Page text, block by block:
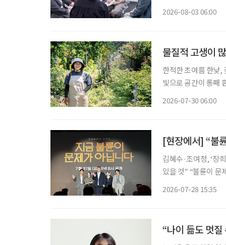
2026-08-03 06:00
물질적 고생이
한적한 초여름 한낮,
빛으로 공간이 통째
2026-07-30 06:00
[현장에서] “불
김혜수·조여정, ‘장희빈’ 이후 24년 만에
있을 것” “불륜이 문제가 아니라면 도대체 무엇이 문제일까?” 완벽해 보이던 두 가족의 일상
2026-07-28 15:35
“나이 듦도 멋